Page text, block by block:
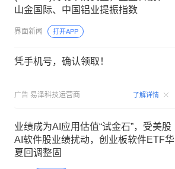
山金国际、中国铝业提振指数
界面新闻 打开APP
凭手机号，确认领取！
广告 易泽科技运营商 了解详情
业绩成为AI应用估值“试金石”，受美股
AI软件股业绩扰动，创业板软件ETF华
夏回调整固